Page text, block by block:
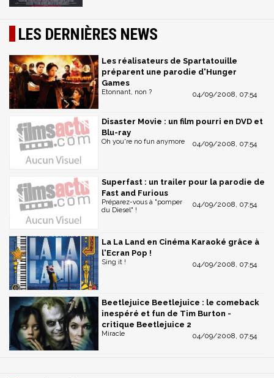
LES DERNIÈRES NEWS
Les réalisateurs de Spartatouille
préparent une parodie d'Hunger
Games
04/09/2008, 07:54
Etonnant, non ?
Disaster Movie : un film pourri en DVD et
Blu-ray
04/09/2008, 07:54
Oh you're no fun anymore
Superfast : un trailer pour la parodie de
Fast and Furious
04/09/2008, 07:54
Préparez-vous à "pomper
du Diesel" !
La La Land en Cinéma Karaoké grâce à
l'Ecran Pop !
04/09/2008, 07:54
Sing it !
Beetlejuice Beetlejuice : le comeback
inespéré et fun de Tim Burton -
critique Beetlejuice 2
04/09/2008, 07:54
Miracle